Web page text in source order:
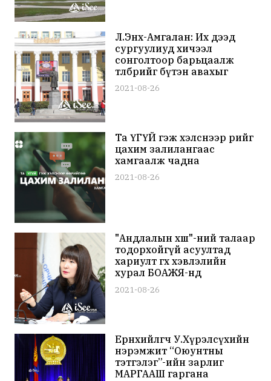
Л.Энх-Амгалан: Их дээд
сургуулиуд хичээл
сонголтоор барьцаалж
төлбөрийг бүтэн авахыг
хатуу хориглоно
2021-08-26
Та ҮГҮЙ гэж хэлснээр өөрийгөө
цахим залилангаас
хамгаалж чадна
2021-08-26
"Андлалын хөшөө"-ний талаар
тодорхойгүй асуултад
хариулт өгөх хэвлэлийн
хурал БОАЖЯ-нд
зарлагдлаа
2021-08-26
Ерөнхийлөгч У.Хүрэлсүхийн
нэрэмжит “Оюунтны
тэтгэлэг”-ийн зарлиг
МАРГААШ гаргана